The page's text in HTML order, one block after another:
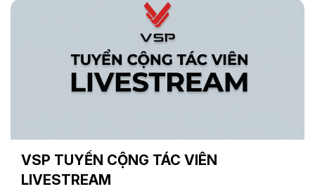
VSP TUYỂN CỘNG TÁC VIÊN
LIVESTREAM